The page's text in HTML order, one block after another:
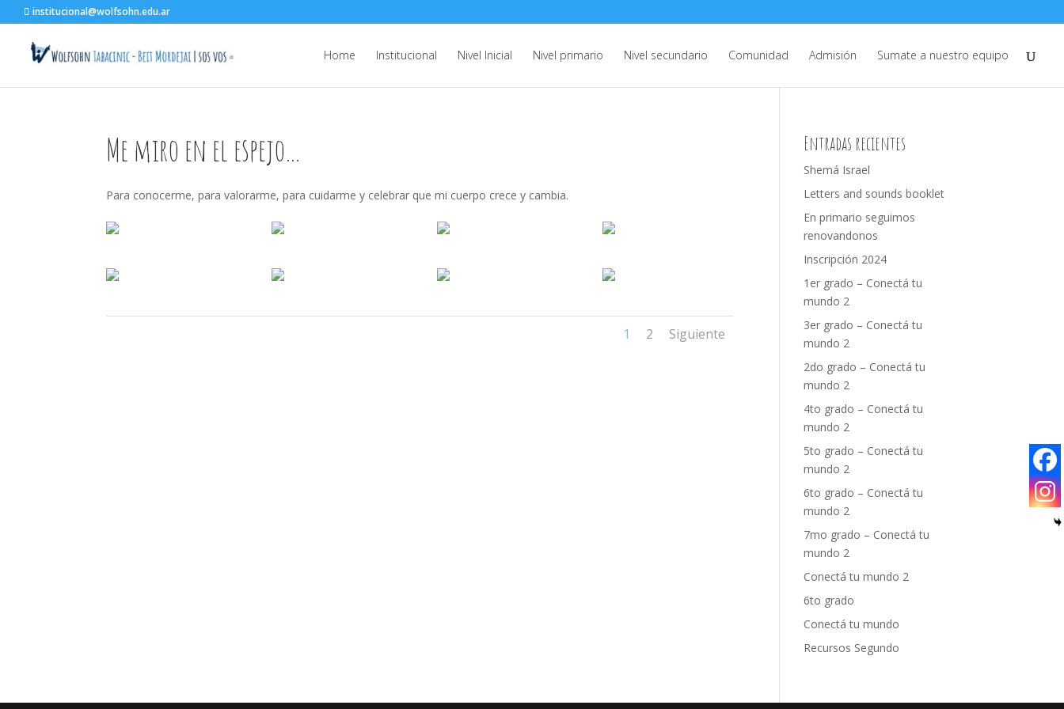
institucional@wolfsohn.edu.ar
Home Institucional Nivel Inicial Nivel primario Nivel secundario Comunidad Admisión Sumate a nuestro equipo
Me miro en el espejo…
Para conocerme, para valorarme, para cuidarme y celebrar que mi cuerpo crece y cambia.
1 2 Siguiente
Entradas recientes
Shemá Israel
Letters and sounds booklet
En primario seguimos
renovandonos
Inscripción 2024
1er grado – Conectá tu
mundo 2
3er grado – Conectá tu
mundo 2
2do grado – Conectá tu
mundo 2
4to grado – Conectá tu
mundo 2
5to grado – Conectá tu
mundo 2
6to grado – Conectá tu
mundo 2
7mo grado – Conectá tu
mundo 2
Conectá tu mundo 2
6to grado
Conectá tu mundo
Recursos Segundo